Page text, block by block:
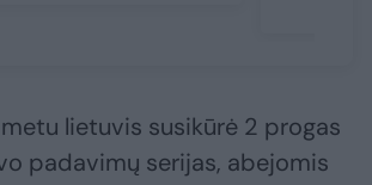
lietuvis susikūrė 2 progas
padavimų serijas, abejomis